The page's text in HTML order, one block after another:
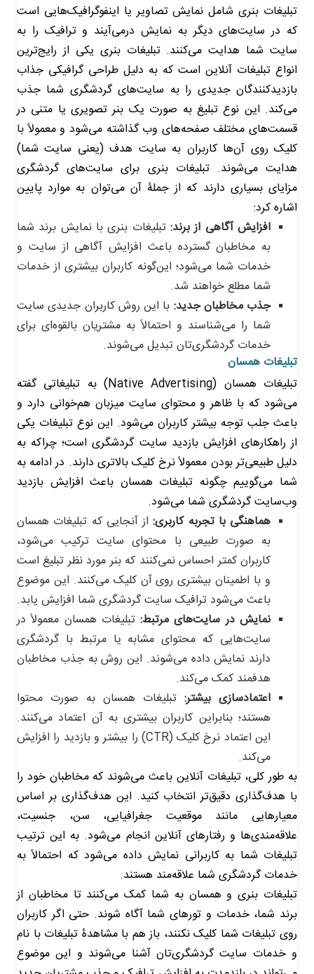
تبلیغات بنری شامل نمایش تصاویر یا اینفوگرافیک‌هایی است
که در سایت‌های دیگر به نمایش درمی‌آیند و ترافیک را به
سایت شما هدایت می‌کنند. تبلیغات بنری یکی از رایج‌ترین
انواع تبلیغات آنلاین است که به دلیل طراحی گرافیکی جذاب
بازدیدکنندگان جدیدی را به سایت‌های گردشگری شما جذب
می‌کند. این نوع تبلیغ به صورت یک بنر تصویری یا متنی در
قسمت‌های مختلف صفحه‌های وب گذاشته می‌شود و معمولاً با
کلیک روی آن‌ها کاربران به سایت هدف (یعنی سایت شما)
هدایت می‌شوند. تبلیغات بنری برای سایت‌های گردشگری
مزایای بسیاری دارند که از جملۀ آن می‌توان به موارد پایین
اشاره کرد:
افزایش آگاهی از برند: تبلیغات بنری با نمایش برند شما
به مخاطبان گسترده باعث افزایش آگاهی از سایت و
خدمات شما می‌شود؛ این‌گونه کاربران بیشتری از خدمات
شما مطلع خواهند شد.
جذب مخاطبان جدید: با این روش کاربران جدیدی سایت
شما را می‌شناسند و احتمالاً به مشتریان بالقوه‌ای برای
خدمات گردشگری‌تان تبدیل می‌شوند.
تبلیغات همسان
تبلیغات همسان (Native Advertising) به تبلیغاتی گفته
می‌شود که با ظاهر و محتوای سایت میزبان هم‌خوانی دارد و
باعث جلب توجه بیشتر کاربران می‌شود. این نوع تبلیغات یکی
از راهکارهای افزایش بازدید سایت گردشگری است؛ چراکه به
دلیل طبیعی‌تر بودن معمولاً نرخ کلیک بالاتری دارند. در ادامه به
شما می‌گوییم چگونه تبلیغات همسان باعث افزایش بازدید
وب‌سایت گردشگری شما می‌شود.
هماهنگی با تجربه کاربری:از آنجایی که تبلیغات همسان
به صورت طبیعی با محتوای سایت ترکیب می‌شود،
کاربران کمتر احساس نمی‌کنند که بنر مورد نظر تبلیغ است
و با اطمینان بیشتری روی آن کلیک می‌کنند. این موضوع
باعث می‌شود ترافیک سایت گردشگری شما افزایش یابد.
نمایش در سایت‌های مرتبط:تبلیغات همسان معمولاً در
سایت‌هایی که محتوای مشابه یا مرتبط با گردشگری
دارند نمایش داده می‌شوند. این روش به جذب مخاطبان
هدفمند کمک می‌کند.
اعتمادسازی بیشتر: تبلیغات همسان به صورت محتوا
هستند؛ بنابراین کاربران بیشتری به آن اعتماد می‌کنند.
این اعتماد نرخ کلیک (CTR) را بیشتر و بازدید را افزایش
می‌کند.
به طور کلی، تبلیغات آنلاین باعث می‌شوند که مخاطبان خود را
با هدف‌گذاری دقیق‌تر انتخاب کنید. این هدف‌گذاری بر اساس
معیارهایی مانند موقعیت جغرافیایی، سن، جنسیت،
علاقه‌مندی‌ها و رفتارهای آنلاین انجام می‌شود. به این ترتیب
تبلیغات شما به کاربرانی نمایش داده می‌شود که احتمالاً به
خدمات گردشگری شما علاقه‌مند هستند.
تبلیغات بنری و همسان به شما کمک می‌کنند تا مخاطبان از
برند شما، خدمات و تورهای شما آگاه شوند. حتی اگر کاربران
روی تبلیغات شما کلیک نکنند، باز هم با مشاهدۀ تبلیغات با نام
و خدمات سایت گردشگری‌تان آشنا می‌شوند و این موضوع